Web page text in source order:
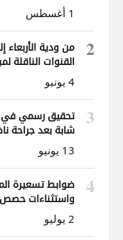
1 أغسطس
2
القنوات الناقلة
4 يونيو
3
تحقيق رسمي في
شابة بعد جراحة
13 يونيو
4
ضوابط تسعيرة
واستثناءات حصص
2 يوليو